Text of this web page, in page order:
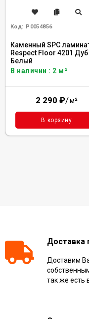
Код: Р0054856
Каменный SPC
Respect Floor 4201 Дуб
Белый
В наличии : 2 м²
2 290 ₽/м²
В корзину
Доставка
Доставим
так же есть